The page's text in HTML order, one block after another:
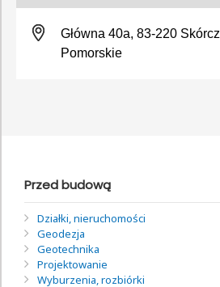
Główna 40a, 83-220 Skórcz
Pomorskie
Przed budową
Działki, nieruchomości
Geodezja
Geotechnika
Projektowanie
Wyburzenia, rozbiórki